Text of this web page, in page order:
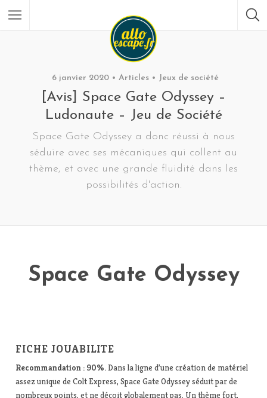
6 janvier 2020 Articles Jeux de société
[Avis] Space Gate Odyssey –
Ludonaute – Jeu de Société
Space Gate Odyssey a donc réussi à nous
séduire avec ses mécaniques qui collent au
thème, et avec une grande fluidité dans les
possibilités d'action.
Space Gate Odyssey
FICHE JOUABILITE
Recommandation : 90%.Dans la ligne d’une création de matériel
assez unique de Colt Express, Space Gate Odyssey séduit par de
nombreux points, et ne déçoit globalement pas. Un thème fort,